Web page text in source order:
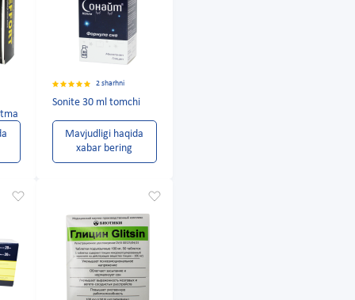
2 sharhni
Sonite 30 ml tomchi
Mavjudligi haqida
xabar bering